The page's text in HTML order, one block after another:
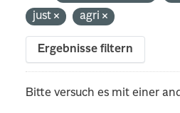
just
agri
Ergebnisse filtern
Bitte versuch es mit einer